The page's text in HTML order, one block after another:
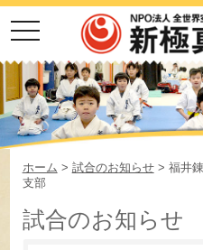
toggle
navigation
ホーム > 試合のお知らせ> 福井
支部
試合のお知らせ